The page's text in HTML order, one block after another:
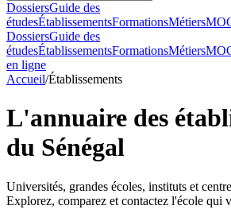
DossiersGuide des
étudesÉtablissementsFormationsMétiers
DossiersGuide des
étudesÉtablissementsFormationsMétiers
en ligne
Accueil/Établissements
L'annuaire des
du Sénégal
Universités, grandes écoles, instituts et
Explorez, comparez et contactez l'école qui